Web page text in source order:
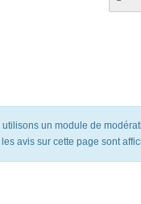
utilisons un module de
les avis sur cette page sont